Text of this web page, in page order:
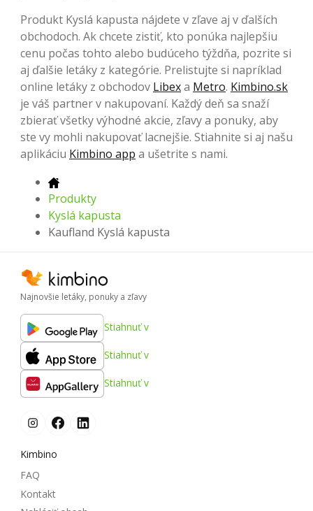
Produkt Kyslá kapusta nájdete v zľave aj v ďalších
obchodoch. Ak chcete zistiť, kto ponúka najlepšiu
cenu počas tohto alebo budúceho týždňa, pozrite si
aj ďalšie letáky z kategórie. Prelistujte si napríklad
online letáky z obchodov Libexa Metro. Kimbino.sk
je váš partner v nakupovaní. Každý deň sa snaží
zbierať všetky výhodné akcie, zľavy a ponuky, aby
ste vy mohli nakupovať lacnejšie. Stiahnite si aj našu
aplikáciu Kimbino app a ušetrite s nami.
Produkty
Kyslá kapusta
Kaufland Kyslá kapusta
Najnovšie letáky, ponuky a zľavy
Stiahnuť v
Stiahnuť v
Stiahnuť v
Kimbino
FAQ
Kontakt